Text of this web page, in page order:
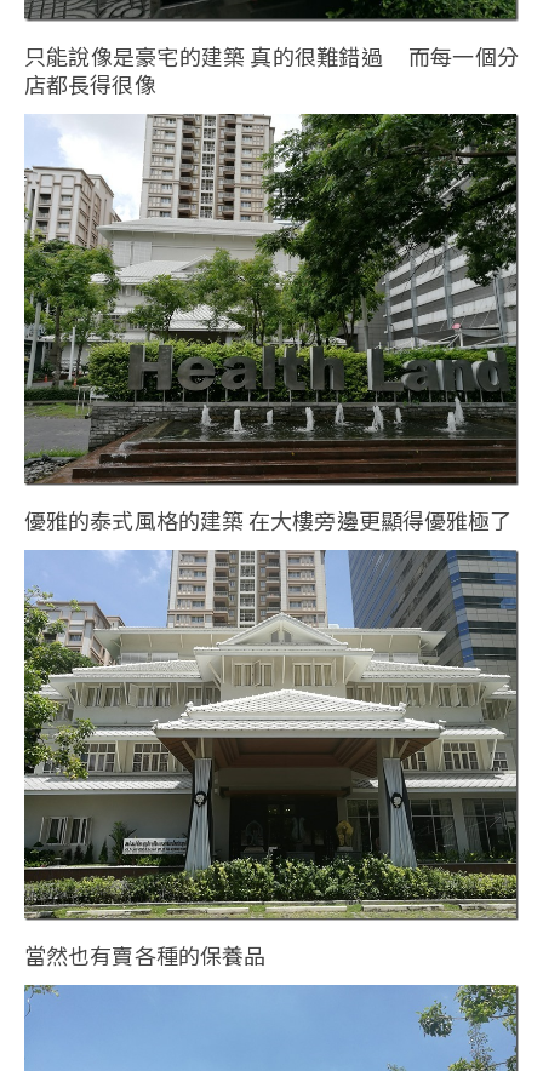
只能說像是豪宅的建築 真的很難錯過 而每一個分
店都長得很像
優雅的泰式風格的建築 在大樓旁邊更顯得優雅極了
當然也有賣各種的保養品